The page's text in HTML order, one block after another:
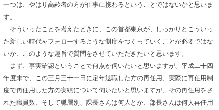
一つは、やはり高齢者の方が仕事に携わるということではないかと思いま
す。
そういったことを考えたときに、この首都東京が、しっかりとこういっ
た新しい時代をフォローするような制度をつくっていくことが必要ではな
いか、このような趣旨で質問をさせていただきたいと思います。
まず、事実確認ということで何点か伺いたいと思いますが、平成二十四
年度末で、この三月三十一日に定年退職した方の再任用、実際に再任用制
度で再任用した方の実績について伺いたいと思いますが、その再任用をさ
れた職員数、そして職層別、課長さんは何人とか、部長さんは何人再任用